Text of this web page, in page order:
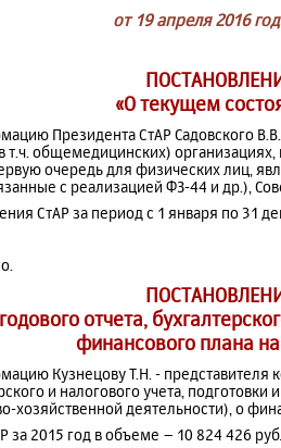
от 19 апреля 2016
«О текущем
Президента СтАР Садовского
т.ч. общемедицинских)
очередь для физических лиц,
с реализацией ФЗ-44 и др.),
СтАР за период с 1 января по 31
отчета,
финансового плана
Кузнецову Т.Н. - представителя
и налогового учета, подготовки
деятельности), о
за 2015 год в объеме – 10 824 426